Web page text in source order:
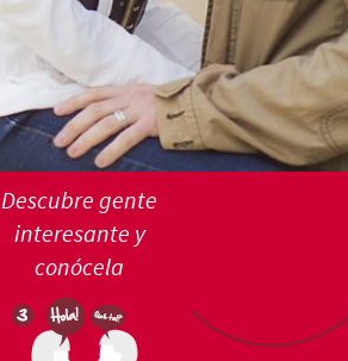
Descubre gente
interesante y
conócela